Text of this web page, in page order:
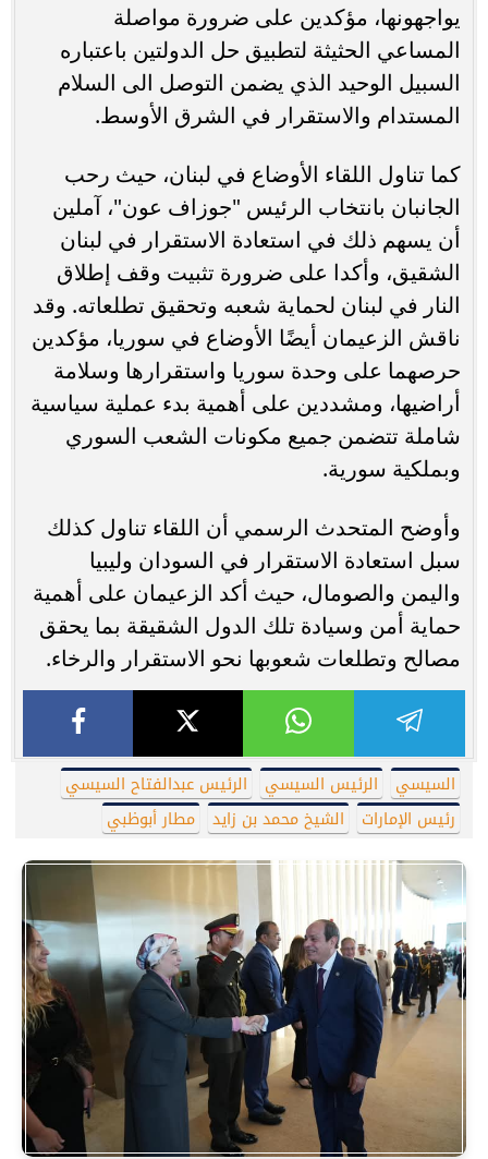
يواجهونها، مؤكدين على ضرورة مواصلة
المساعي الحثيثة لتطبيق حل الدولتين باعتباره
السبيل الوحيد الذي يضمن التوصل الى السلام
المستدام والاستقرار في الشرق الأوسط.
كما تناول اللقاء الأوضاع في لبنان، حيث رحب
الجانبان بانتخاب الرئيس "جوزاف عون"، آملين
أن يسهم ذلك في استعادة الاستقرار في لبنان
الشقيق، وأكدا على ضرورة تثبيت وقف إطلاق
النار في لبنان لحماية شعبه وتحقيق تطلعاته. وقد
ناقش الزعيمان أيضًا الأوضاع في سوريا، مؤكدين
حرصهما على وحدة سوريا واستقرارها وسلامة
أراضيها، ومشددين على أهمية بدء عملية سياسية
شاملة تتضمن جميع مكونات الشعب السوري
وبملكية سورية.
وأوضح المتحدث الرسمي أن اللقاء تناول كذلك
سبل استعادة الاستقرار في السودان وليبيا
واليمن والصومال، حيث أكد الزعيمان على أهمية
حماية أمن وسيادة تلك الدول الشقيقة بما يحقق
مصالح وتطلعات شعوبها نحو الاستقرار والرخاء.
السيسي الرئيس السيسي
الرئيس عبدالفتاح السيسي
رئيس الإمارات
الشيخ محمد بن زايد مطار أبوظبي